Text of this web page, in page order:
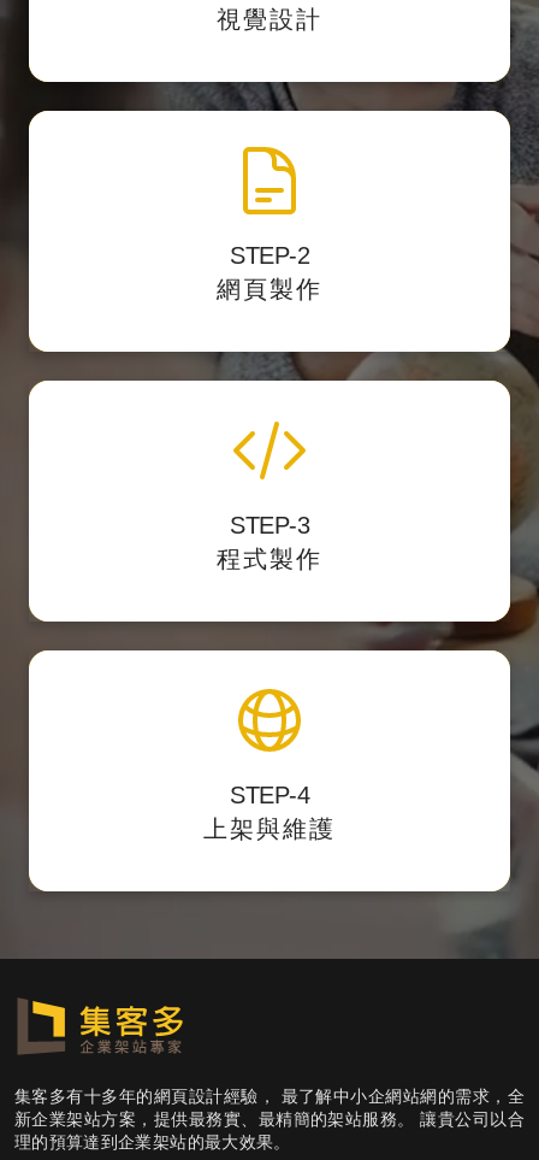
視覺設計
戶預覽網址校稿。
STEP-2
網頁製作
網頁製作切版
以最精準的 HTML標籤結構
成網頁的格式。
STEP-3
程式製作
程式化與後台製作
我們開發後台力求精簡好用，讓客戶第一次使
用就上手。
STEP-4
上架與維護
上架與維護
提供後台測試點，校對後正式上架，
網站sitemap提供搜尋引擎蒐錄。
集客多有十多年的網頁設計經驗， 最了解中小企網站網的需求，全
新企業架站方案，提供最務實、最精簡的架站服務。 讓貴公司以合
理的預算達到企業架站的最大效果。